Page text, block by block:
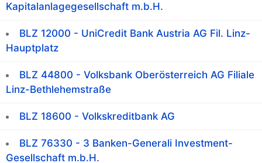
Kapitalanlagegesellschaft m.b.H.
BLZ 12000 - UniCredit Bank Austria AG Fil. Linz-
Hauptplatz
BLZ 44800 - Volksbank Oberösterreich AG Filiale
Linz-Bethlehemstraße
BLZ 18600 - Volkskreditbank AG
BLZ 76330 - 3 Banken-Generali Investment-
Gesellschaft m.b.H.